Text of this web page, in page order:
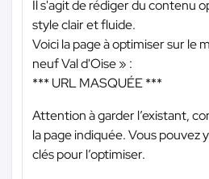
Il s'agit de rédiger du contenu
style clair et fluide.
Voici la page à optimiser sur le
neuf Val d'Oise » :
*** URL MASQUÉE ***
Attention à garder l’existant,
la page indiquée. Vous pouvez
clés pour l’optimiser.